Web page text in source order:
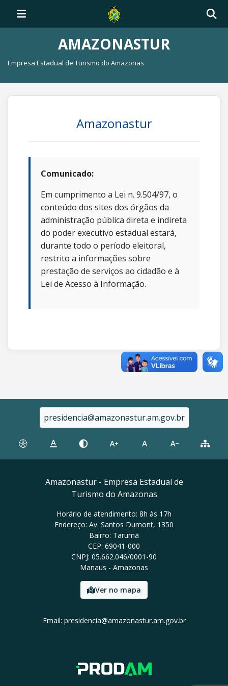
AMAZONASTUR
Empresa Estadual de Turismo do Amazonas
Amazonastur
Comunicado:
Em cumprimento a Lei n. 9.504/97, o
conteúdo dos sites dos órgãos da
administração pública direta e indireta
do poder executivo estadual estará,
durante todo o período eleitoral,
restrito a informações sobre
prestação de serviços ao cidadão e à
Lei de Acesso à Informação.
presidencia@amazonastur.am.gov.br
Amazonastur - Empresa Estadual de
Turismo do Amazonas
Horário de atendimento: 8h às 17h
Endereço: Av. Santos Dumont, 1350
Bairro: Tarumã
CEP: 69041-000
CNPJ: 05.662.046/0001-90
Manaus - Amazonas
Ver no mapa
Email: presidencia@amazonastur.am.gov.br